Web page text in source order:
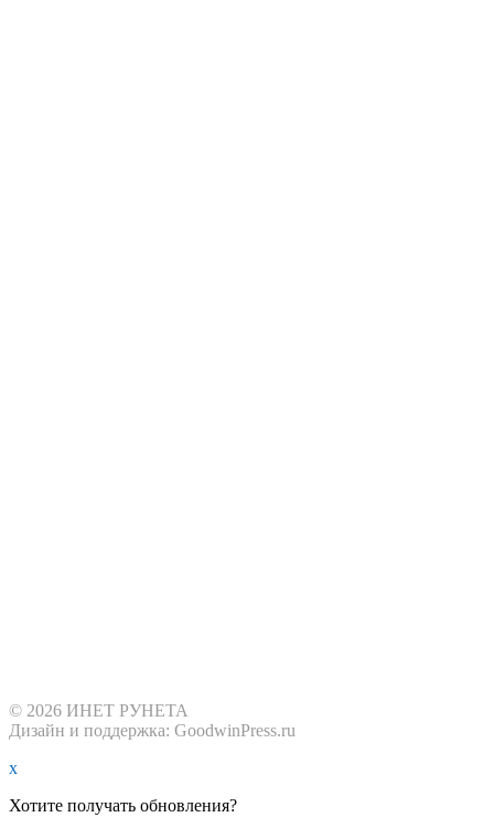
© 2026 ИНЕТ РУНЕТА
Дизайн и поддержка: GoodwinPress.ru
x
Хотите получать обновления?